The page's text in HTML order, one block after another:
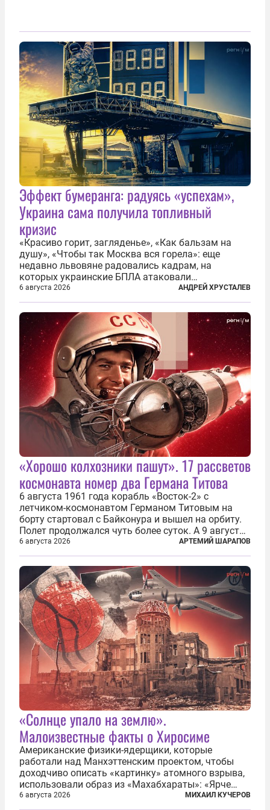
Эффект бумеранга: радуясь «успехам»,
Украина сама получила топливный
кризис
«Красиво горит, загляденье», «Как бальзам на
душу», «Чтобы так Москва вся горела»: еще
недавно львовяне радовались кадрам, на
которых украинские БПЛА атаковали
нефтеперерабатывающие предприятия России. В
скором времени оказалось, что в «эту игру можно
играть вдвоем» — российские дроны только за...
6 августа 2026 АНДРЕЙ ХРУСТАЛЕВ
«Хорошо колхозники пашут». 17 рассветов
космонавта номер два Германа Титова
6 августа 1961 года корабль «Восток-2» с
летчиком-космонавтом Германом Титовым на
борту стартовал с Байконура и вышел на орбиту.
Полет продолжался чуть более суток. А 9 августа
второй человек в космосе получил звезду Героя
Советского Союза и орден Ленина. Миссия Титова
зачастую находится несколько...
6 августа 2026 АРТЕМИЙ ШАРАПОВ
«Солнце упало на землю».
Малоизвестные факты о Хиросиме
Американские физики-ядерщики, которые
работали над Манхэттенским проектом, чтобы
доходчиво описать «картинку» атомного взрыва,
использовали образ из «Махабхараты»: «Ярче
тысячи солнц пылало это пламя». Не все жители
японских городов Хиросимы и Нагасаки, на
6 августа 2026 МИХАИЛ КУЧЕРОВ